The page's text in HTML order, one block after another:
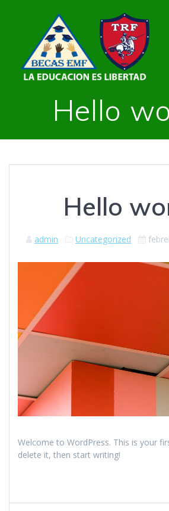
al
contenido
Hello
Hello
admin Uncategorized
Welcome to WordPress. This is your
delete it, then start writing!